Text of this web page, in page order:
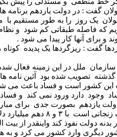
گفت : در دولت یازدهم
یک روز را به طور مستقیم با
که فاصله طبقاتی کم شود و نظام
برای آنها کار پیدا می شود .
: ریزگردها یک پدیده
سازمان ملل در این زمینه
تصویب شده بود آئین نامه
این کشور است و فساد باعث می
وجود دارد ورود نمی کند و
یازدهم بصورت جدی برای
میلیارد تومان شناسایی شد .
دولت نفوذ کند واینقدر از بیت
کشور می کرد و به هنگام ورود